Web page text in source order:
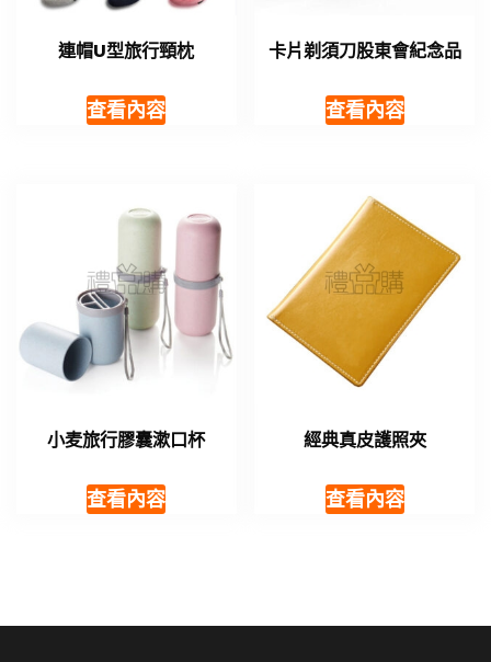
連帽U型旅行頸枕
查看內容
卡片剃須刀股東會紀念品
查看內容
小麦旅行膠囊漱口杯
查看內容
經典真皮護照夾
查看內容